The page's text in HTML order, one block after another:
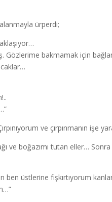
ürperdi;
Gözlerime bakmamak için
ve çırpınmanın işe
ve boğazımı tutan eller… Sonra
üstlerine fışkırtıyorum